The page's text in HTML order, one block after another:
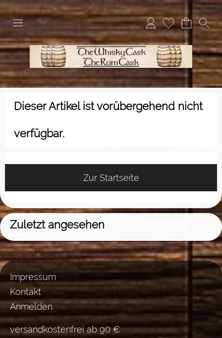
Dieser Artikel ist vorübergehend nicht
verfügbar.
Zur Startseite
Zuletzt angesehen
Impressum
Kontakt
Anmelden
versandkostenfrei ab 90 €